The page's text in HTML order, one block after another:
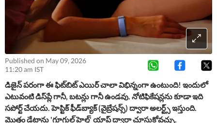
Published on May 09, 2026
11:20 am IST
డిజైన్ పరంగా ఈ ఫిట్‌బిట్ ఎయిర్ చాలా విభిన్నంగా ఉంటుంది! ఇందులో
ఎటువంటి డిస్‌ప్లే గానీ, బటన్లు గానీ ఉండవు. నోటిఫికేషన్లను కూడా ఇది
సపోర్ట్ చేయదు. హెప్టిక్ ఫీడ్‌బ్యాక్ (వైబ్రేషన్స్) ద్వారా అలర్ట్స్ ఇస్తుంది.
మొత్తం డేటాను 'గూగుల్ హెల్త్' యాప్ ద్వారా చూసుకోవచ్చు.